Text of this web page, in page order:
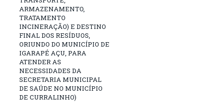
ARMAZENAMENTO,
TRATAMENTO
INCINERAÇÃO) E DESTINO
FINAL DOS RESÍDUOS,
ORIUNDO DO MUNICÍPIO DE
IGARAPÉ AÇU, PARA
ATENDER AS
NECESSIDADES DA
SECRETARIA MUNICIPAL
DE SAÚDE NO MUNICÍPIO
DE CURRALINHO)